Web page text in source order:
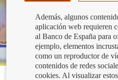
Además, algunos
aplicación web requieren
al Banco de España para
ejemplo, elementos
como un reproductor de
contenidos de redes
cookies. Al visualizar